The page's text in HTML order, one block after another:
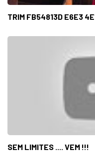
TRIM FB54813D E6E3
SEM LIMITES .... VEM !!!